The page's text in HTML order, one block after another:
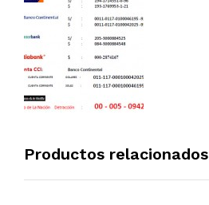
Productos relacionados